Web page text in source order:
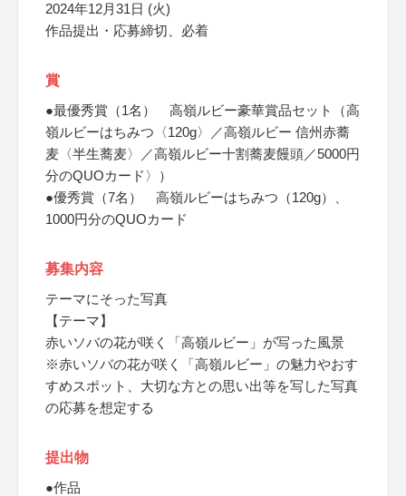
2024年12月31日 (火)
作品提出・応募締切、必着
賞
●最優秀賞（1名） 高嶺ルビー豪華賞品セット（高
嶺ルビーはちみつ〈120g〉／高嶺ルビー 信州赤蕎
麦〈半生蕎麦〉／高嶺ルビー十割蕎麦饅頭／5000円
分のQUOカード〉）
●優秀賞（7名） 高嶺ルビーはちみつ（120g）、
1000円分のQUOカード
募集内容
テーマにそった写真
【テーマ】
赤いソバの花が咲く「高嶺ルビー」が写った風景
※赤いソバの花が咲く「高嶺ルビー」の魅力やおす
すめスポット、大切な方との思い出等を写した写真
の応募を想定する
提出物
●作品